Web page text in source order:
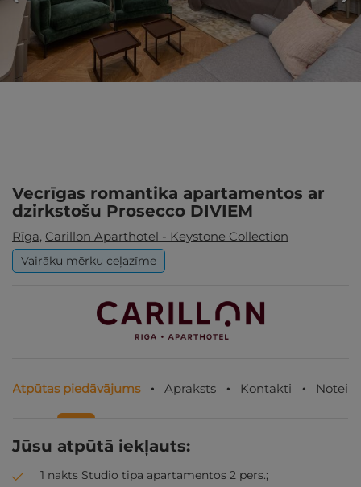
PĒRKU
Vecrīgas romantika apartamentos ar
dzirkstošu Prosecco DIVIEM
Rīga, Carillon Aparthotel - Keystone Collection
Vairāku mērķu ceļazīme
Atpūtas piedāvājums Apraksts Kontakti
Jūsu atpūtā iekļauts:
1 nakts Studio tipa apartamentos 2 pers.;